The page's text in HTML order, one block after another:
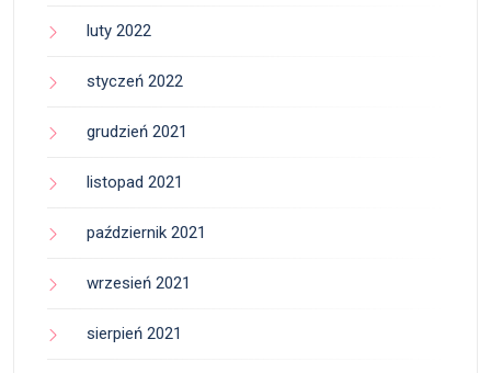
luty 2022
styczeń 2022
grudzień 2021
listopad 2021
październik 2021
wrzesień 2021
sierpień 2021